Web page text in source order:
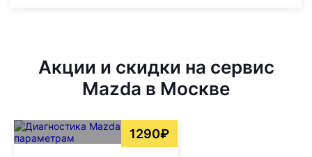
Акции и скидки на сервис
Mazda в Москве
1290₽